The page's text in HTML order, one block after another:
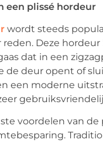
een plissé hordeur
wordt steeds
Deze
dat in een
de deur opent of
een moderne
voordelen van de